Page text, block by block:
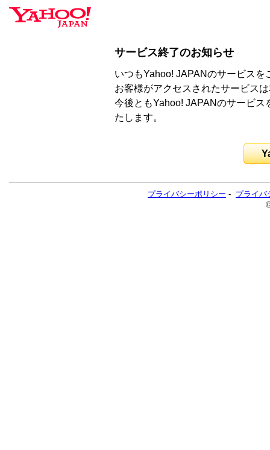
サービス終了のお知らせ
いつもYahoo! JAPANのサービス
お客様がアクセスされたサービス
今後ともYahoo! JAPANのサービ
たします。
プライバシーポリシー - プライバ